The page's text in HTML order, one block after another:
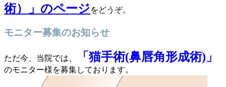
術）」のページをどうぞ。
モニター募集のお知らせ
ただ今、当院では、 「猫手術(鼻唇角形成術)」
のモニター様を募集しております。